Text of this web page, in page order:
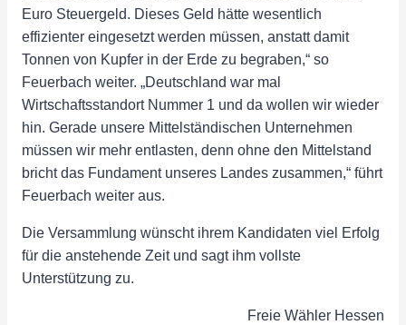
Euro Steuergeld. Dieses Geld hätte wesentlich
effizienter eingesetzt werden müssen, anstatt damit
Tonnen von Kupfer in der Erde zu begraben,“ so
Feuerbach weiter. „Deutschland war mal
Wirtschaftsstandort Nummer 1 und da wollen wir wieder
hin. Gerade unsere Mittelständischen Unternehmen
müssen wir mehr entlasten, denn ohne den Mittelstand
bricht das Fundament unseres Landes zusammen,“ führt
Feuerbach weiter aus.
Die Versammlung wünscht ihrem Kandidaten viel Erfolg
für die anstehende Zeit und sagt ihm vollste
Unterstützung zu.
Freie Wähler Hessen